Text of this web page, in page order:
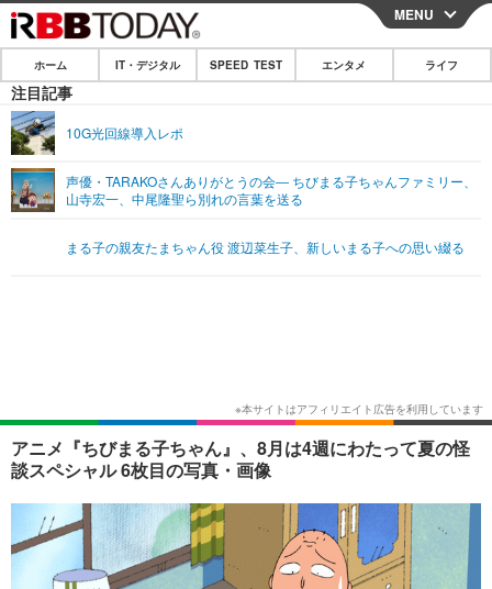
CLOSE
ホーム
IT・デジタル
ネタ
ショッピング その他
SPEED TEST
エンタメ
エンタメTOP 映画・ドラマ
ショッピング その他
MENU
ホーム IT・デジタル SPEED TEST エンタメ ライフ
注目記事
10G光回線導入レポ
声優・TARAKOさんありがとうの会― ちびまる子ちゃんファミリー、
山寺宏一、中尾隆聖ら別れの言葉を送る
まる子の親友たまちゃん役 渡辺菜生子、新しいまる子への思い綴る
アニメ『ちびまる子ちゃん』、8月は4週にわたって夏の怪
談スペシャル 6枚目の写真・画像